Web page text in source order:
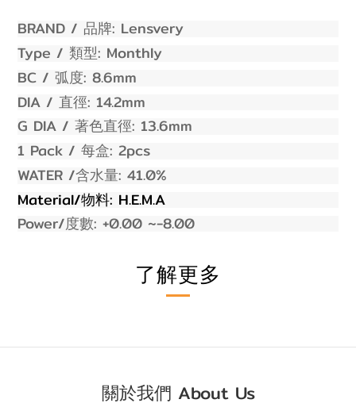
BRAND / 品牌: Lensvery
Type / 類型: Monthly
BC / 弧度: 8.6mm
DIA / 直徑: 14.2mm
G DIA / 著色直徑: 13.6mm
1 Pack / 每盒: 2pcs
WATER /含水量: 41.0%
Material/物料: H.E.M.A
Power/度數: +0.00 ~-8.00
了解更多
關於我們 About Us